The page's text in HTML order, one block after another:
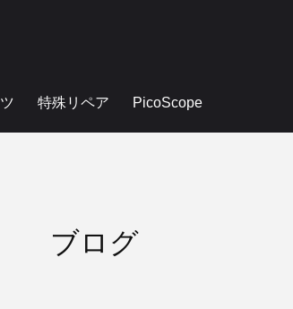
特殊リペア PicoScope
ブログ